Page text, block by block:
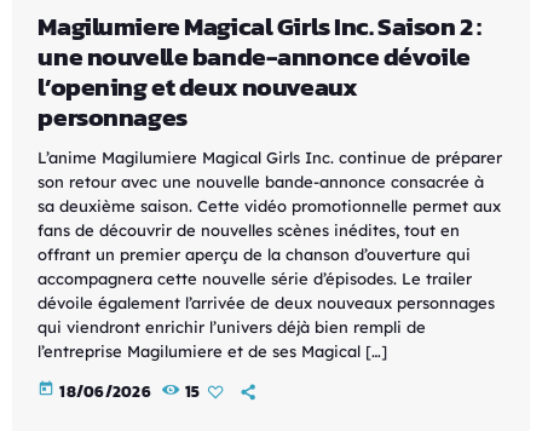
Magilumiere Magical Girls Inc. Saison 2 :
une nouvelle bande-annonce dévoile
l’opening et deux nouveaux
personnages
L’anime Magilumiere Magical Girls Inc. continue de préparer
son retour avec une nouvelle bande-annonce consacrée à
sa deuxième saison. Cette vidéo promotionnelle permet aux
fans de découvrir de nouvelles scènes inédites, tout en
offrant un premier aperçu de la chanson d’ouverture qui
accompagnera cette nouvelle série d’épisodes. Le trailer
dévoile également l’arrivée de deux nouveaux personnages
qui viendront enrichir l’univers déjà bien rempli de
l’entreprise Magilumiere et de ses Magical […]
today 18/06/2026 15